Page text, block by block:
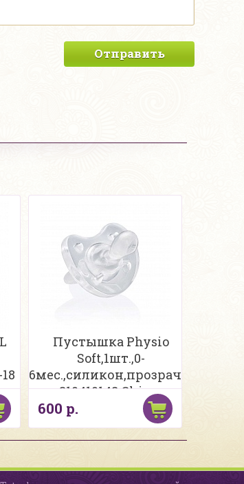
Отправить
Пустышка Physio
Soft,1шт.,0-
6мес.,силикон,прозрачн.
310410148 Chicco
600 р.